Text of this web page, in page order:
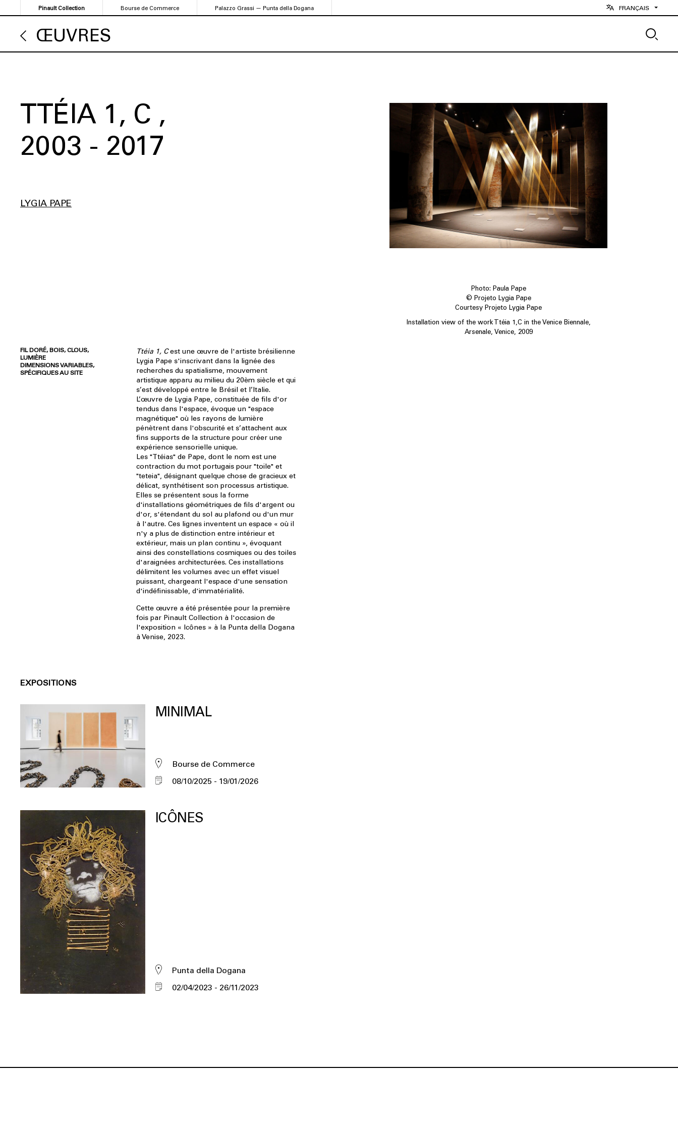
au
contenu
principal
Pinault Collection Bourse de Commerce Palazzo Grassi — Punta della Dogana FRANÇAIS
ŒUVRES
TTÉIA 1, C
2003 - 2017
LYGIA PAPE
FIL DORÉ, BOIS, CLOUS,
LUMIÈRE
DIMENSIONS VARIABLES,
SPÉCIFIQUES AU SITE
Ttéia 1, Cest une œuvre de l'artiste brésilienne
Lygia Pape s'inscrivant dans la lignée des
recherches du spatialisme, mouvement
artistique apparu au milieu du 20èm siècle et qui
s’est développé entre le Brésil et l’Italie.
L’œuvre de Lygia Pape, constituée de fils d'or
tendus dans l'espace, évoque un "espace
magnétique" où les rayons de lumière
pénètrent dans l'obscurité et s’attachent aux
fins supports de la structure pour créer une
expérience sensorielle unique.
Les "Ttéias" de Pape, dont le nom est une
contraction du mot portugais pour "toile" et
"teteia", désignant quelque chose de gracieux et
délicat, synthétisent son processus artistique.
Elles se présentent sous la forme
d'installations géométriques de fils d'argent ou
d'or, s'étendant du sol au plafond ou d'un mur
à l'autre. Ces lignes inventent un espace « où il
n'y a plus de distinction entre intérieur et
extérieur, mais un plan continu », évoquant
ainsi des constellations cosmiques ou des toiles
d'araignées architecturées. Ces installations
délimitent les volumes avec un effet visuel
puissant, chargeant l'espace d'une sensation
d'indéfinissable, d'immatérialité.
Cette œuvre a été présentée pour la première
fois par Pinault Collection à l'occasion de
l'exposition « Icônes » à la Punta della Dogana
à Venise, 2023.
EXPOSITIONS
MINIMAL
Bourse de Commerce
08/10/2025
19/01/2026
ICÔNES
Punta della Dogana
02/04/2023
26/11/2023
Photo: Paula Pape
© Projeto Lygia Pape
Courtesy Projeto Lygia Pape
Installation view of the work Ttéia 1,C in the Venice Biennale,
Arsenale, Venice, 2009